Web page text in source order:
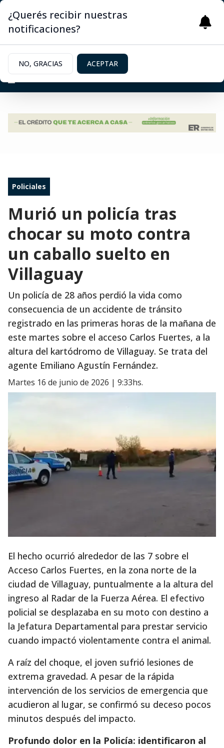
Policiales
Murió un policía tras
chocar su moto contra
un caballo suelto en
Villaguay
Un policía de 28 años perdió la vida como
consecuencia de un accidente de tránsito
registrado en las primeras horas de la mañana de
este martes sobre el acceso Carlos Fuertes, a la
altura del kartódromo de Villaguay. Se trata del
agente Emiliano Agustín Fernández.
martes 16 de junio de 2026 | 9:33hs.
El hecho ocurrió alrededor de las 7 sobre el
Acceso Carlos Fuertes, en la zona norte de la
ciudad de Villaguay, puntualmente a la altura del
ingreso al Radar de la Fuerza Aérea. El efectivo
policial se desplazaba en su moto con destino a
la Jefatura Departamental para prestar servicio
cuando impactó violentamente contra el animal.
A raíz del choque, el joven sufrió lesiones de
extrema gravedad. A pesar de la rápida
intervención de los servicios de emergencia que
acudieron al lugar, se confirmó su deceso pocos
minutos después del impacto.
Profundo dolor en la Policía: identificaron al
¿Querés recibir nuestras
notificaciones?
NO, GRACIAS ACEPTAR